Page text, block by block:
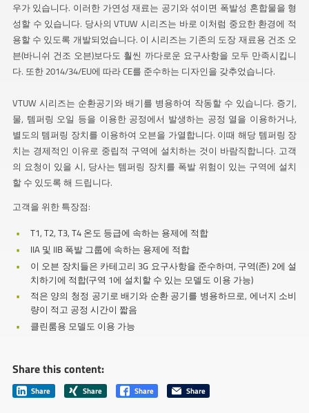
우가 있습니다. 이러한 가연성 재료는 공기와 섞이면 폭발성 혼합물을 형
성할 수 있습니다. 당사의 VTUW 시리즈는 바로 이처럼 중요한 환경에 적
용할 수 있도록 개발되었습니다. 이 시리즈는 기존의 도장 재료용 건조 오
븐(바니쉬 건조 오븐)보다도 훨씬 까다로운 요구사항을 모두 만족시킵니
다. 또한 2014/34/EU에 따라 CE를 준수하는 디자인을 갖추었습니다.
VTUW 시리즈는 순환공기와 배기를 병용하여 작동할 수 있습니다. 증기,
물, 템퍼링 오일 등을 이용한 공정에서 발생하는 공정 열을 이용하거나,
별도의 템퍼링 장치를 이용하여 오븐을 가열합니다. 이때 해당 템퍼링 장
치는 경제적인 이유로 중립적 구역에 설치하는 것이 바람직합니다. 고객
의 요청이 있을 시, 당사는 템퍼링 장치를 폭발 위험이 있는 구역에 설치
할 수 있도록 해 드립니다.
고객을 위한 특장점:
T1, T2, T3, T4 온도 등급에 속하는 용제에 적합
IIA 및 IIB 폭발 그룹에 속하는 용제에 적합
이 오븐 장치들은 카테고리 3G 요구사항을 준수하며, 구역(존) 2에 설
치하기에 적합(구역 1에 설치할 수 있는 모델도 이용 가능)
적은 양의 청정 공기로 배기와 순환 공기를 병용하므로, 에너지 소비
량이 적고 공정 시간이 짧음
클린룸용 모델도 이용 가능
Share this content:
Share Share Share Share